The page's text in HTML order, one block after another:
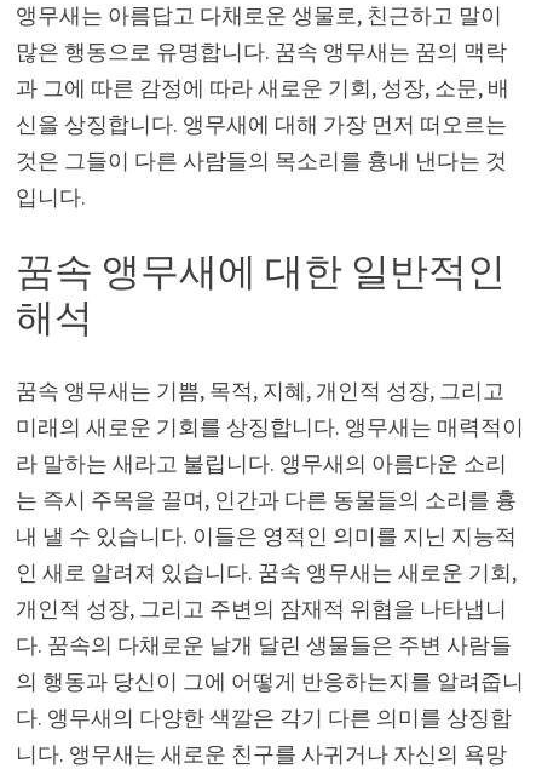
앵무새는 아름답고 다채로운 생물로, 친근하고 말이
많은 행동으로 유명합니다. 꿈속 앵무새는 꿈의 맥락
과 그에 따른 감정에 따라 새로운 기회, 성장, 소문, 배
신을 상징합니다. 앵무새에 대해 가장 먼저 떠오르는
것은 그들이 다른 사람들의 목소리를 흉내 낸다는 것
입니다.
꿈속 앵무새에 대한 일반적인
해석
꿈속 앵무새는 기쁨, 목적, 지혜, 개인적 성장, 그리고
미래의 새로운 기회를 상징합니다. 앵무새는 매력적이
라 말하는 새라고 불립니다. 앵무새의 아름다운 소리
는 즉시 주목을 끌며, 인간과 다른 동물들의 소리를 흉
내 낼 수 있습니다. 이들은 영적인 의미를 지닌 지능적
인 새로 알려져 있습니다. 꿈속 앵무새는 새로운 기회,
개인적 성장, 그리고 주변의 잠재적 위협을 나타냅니
다. 꿈속의 다채로운 날개 달린 생물들은 주변 사람들
의 행동과 당신이 그에 어떻게 반응하는지를 알려줍니
다. 앵무새의 다양한 색깔은 각기 다른 의미를 상징합
니다. 앵무새는 새로운 친구를 사귀거나 자신의 욕망